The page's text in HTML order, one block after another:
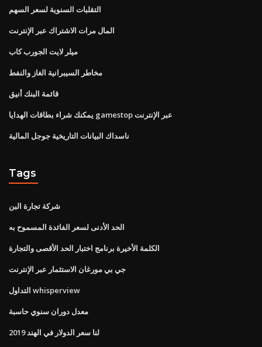
التقلبات السنوية لسعر السهم
المال مرات الاشتراك عبر الإنترنت
ميلر لايت الجورب كاب
مخاطر السيبرانية الغاز والنفط
قائمة البنك أنيق
يمكنك شراء بطاقات الهدايا gamestop عبر الإنترنت
ناسداك البيانات التاريخية جوجل المالية
Tags
شركة تجارة البن
الحد الأدنى لسعر الفائدة المسموح به
الكلمة الأخيرة برنامج اختبار الحد الأقصى والتجارة
جي بي مورغان الاستثمار عبر الإنترنت
التداول whisperview
معدل دوران سنوي حاسبة
لنا سعر الدولار في الهند 2019